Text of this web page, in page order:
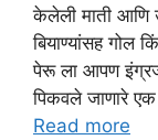
केलेली माती आणि
बियाण्यांसह गोल
पेरू ला आपण
पिकवले जाणारे
Read more